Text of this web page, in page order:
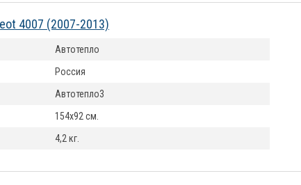
4007 (2007-2013)
Автотепло
Россия
Автотепло3
154x92 см.
4,2 кг.